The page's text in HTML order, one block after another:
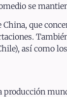
se
que
así como